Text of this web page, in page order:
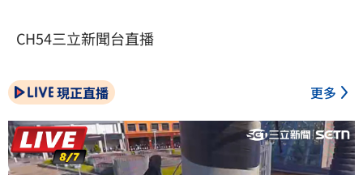
CH54三立新聞台直播
現正直播 更多